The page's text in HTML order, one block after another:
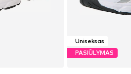
Uniseksas
PASIŪLYMAS